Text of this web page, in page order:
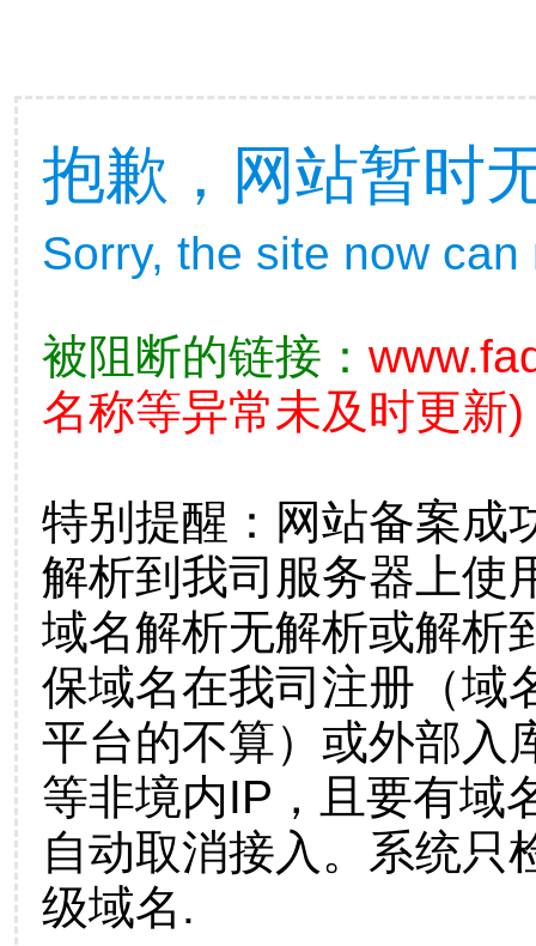
抱歉，网站暂时
Sorry, the site now
被阻断的链接：
名称等异常未及时更新)
特别提醒：网站备案成
解析到我司服务器上使
域名解析无解析或解析
保域名在我司注册（域
平台的不算）或外部入
等非境内IP，且要有域
自动取消接入。系统只
级域名.